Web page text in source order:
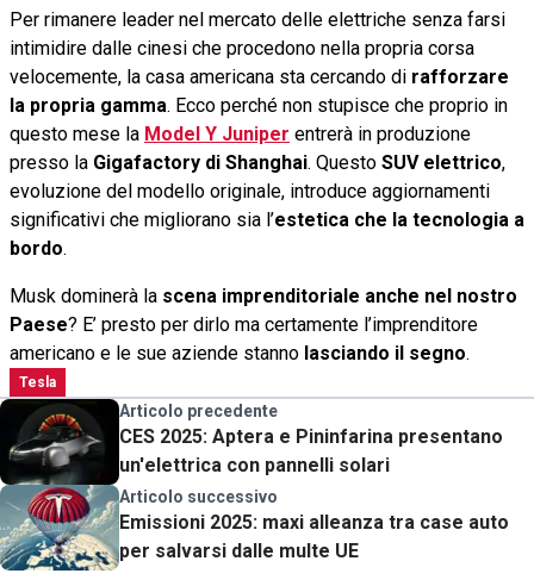
Per rimanere leader nel mercato delle elettriche senza farsi
intimidire dalle cinesi che procedono nella propria corsa
velocemente, la casa americana sta cercando di rafforzare
la propria gamma. Ecco perché non stupisce che proprio in
questo mese la Model Y Juniper entrerà in produzione
presso la Gigafactory di Shanghai. Questo SUV elettrico,
evoluzione del modello originale, introduce aggiornamenti
significativi che migliorano sia l’estetica che la tecnologia a
bordo.
Musk dominerà la scena imprenditoriale anche nel nostro
Paese? E’ presto per dirlo ma certamente l’imprenditore
americano e le sue aziende stanno lasciando il segno.
Tesla
Articolo precedente
CES 2025: Aptera e Pininfarina presentano
un'elettrica con pannelli solari
Articolo successivo
Emissioni 2025: maxi alleanza tra case auto
per salvarsi dalle multe UE